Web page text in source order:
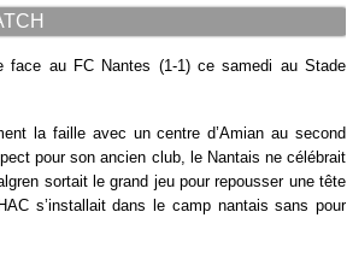
face au FC Nantes (1-1) ce samedi au Stade
la faille avec un centre d’Amian au second
pour son ancien club, le Nantais ne célébrait
sortait le grand jeu pour repousser une tête
s’installait dans le camp nantais sans pour